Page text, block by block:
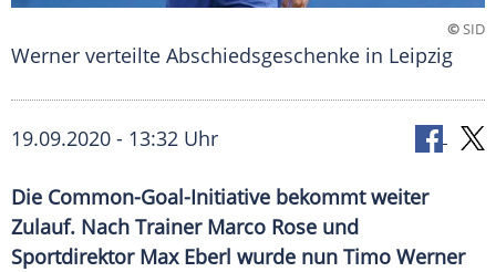
©SID
Werner verteilte Abschiedsgeschenke in Leipzig
19.09.2020 - 13:32 Uhr
Die Common-Goal-Initiative bekommt weiter
Zulauf. Nach Trainer Marco Rose und
Sportdirektor Max Eberl wurde nun Timo Werner